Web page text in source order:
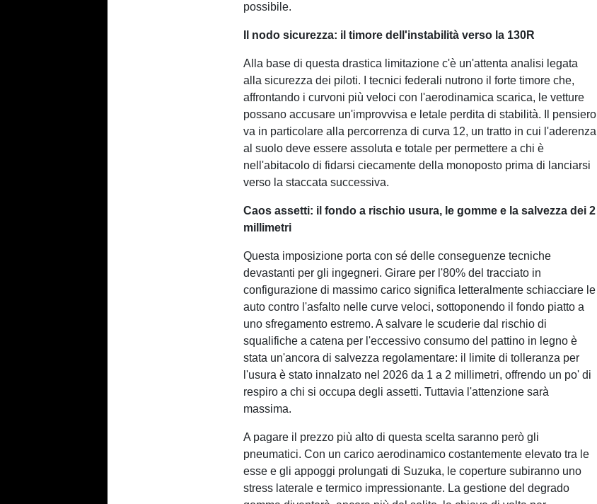
possibile.
Il nodo sicurezza: il timore dell'instabilità verso la 130R
Alla base di questa drastica limitazione c'è un'attenta analisi legata
alla sicurezza dei piloti. I tecnici federali nutrono il forte timore che,
affrontando i curvoni più veloci con l'aerodinamica scarica, le vetture
possano accusare un'improvvisa e letale perdita di stabilità. Il pensiero
va in particolare alla percorrenza di curva 12, un tratto in cui l'aderenza
al suolo deve essere assoluta e totale per permettere a chi è
nell'abitacolo di fidarsi ciecamente della monoposto prima di lanciarsi
verso la staccata successiva.
Caos assetti: il fondo a rischio usura, le gomme e la salvezza dei 2
millimetri
Questa imposizione porta con sé delle conseguenze tecniche
devastanti per gli ingegneri. Girare per l'80% del tracciato in
configurazione di massimo carico significa letteralmente schiacciare le
auto contro l'asfalto nelle curve veloci, sottoponendo il fondo piatto a
uno sfregamento estremo. A salvare le scuderie dal rischio di
squalifiche a catena per l'eccessivo consumo del pattino in legno è
stata un'ancora di salvezza regolamentare: il limite di tolleranza per
l'usura è stato innalzato nel 2026 da 1 a 2 millimetri, offrendo un po' di
respiro a chi si occupa degli assetti. Tuttavia l'attenzione sarà
massima.
A pagare il prezzo più alto di questa scelta saranno però gli
pneumatici. Con un carico aerodinamico costantemente elevato tra le
esse e gli appoggi prolungati di Suzuka, le coperture subiranno uno
stress laterale e termico impressionante. La gestione del degrado